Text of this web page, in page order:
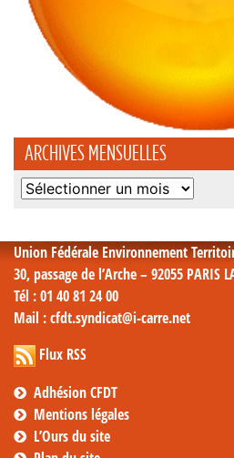
ARCHIVES MENSUELLES
Archives
Union Fédérale Environnement
30, passage de l’Arche – 92055 PARIS
Tél : 01 40 81 24 00
Mail : cfdt.syndicat@i-carre.net
Flux RSS
Adhésion CFDT
Mentions légales
L’Ours du site